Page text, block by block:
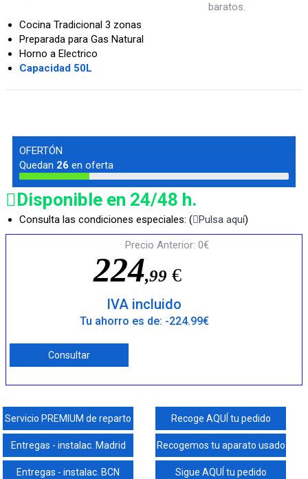
Cocina Tradicional 3 zonas
Preparada para Gas Natural
Horno a Electrico
Capacidad 50L
OFERTÓN
Quedan 26 en oferta
Disponible en 24/48 h.
Consulta las condiciones especiales: ( Pulsa aquí)
Precio Anterior: 0€
224,99 €
IVA incluido
Tu ahorro es de: -224.99€
Consultar
Servicio PREMIUM de reparto Recoge AQUÍ tu pedido
Entregas - instalac. Madrid Recogemos tu aparato usado
Entregas - instalac. BCN Sigue AQUÍ tu pedido